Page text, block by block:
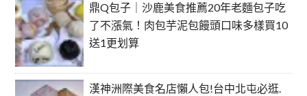
鼎Q包子｜沙鹿美食推薦20年老麵包子吃
了不漲氣！肉包芋泥包饅頭口味多樣買10
送1更划算
漢神洲際美食名店懶人包!台中北屯必逛.